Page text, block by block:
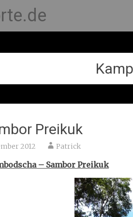
Preikuk
2012 Patrick
– Sambor Preikuk